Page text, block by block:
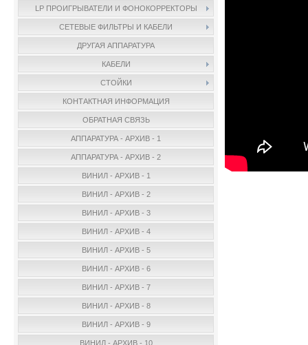
LP ПРОИГРЫВАТЕЛИ И ФОНОКОРРЕКТОРЫ
СЕТЕВЫЕ ФИЛЬТРЫ И КАБЕЛИ
ДРУГАЯ АППАРАТУРА
КАБЕЛИ
СТОЙКИ
КОНТАКТНАЯ ИНФОРМАЦИЯ
ОБРАТНАЯ СВЯЗЬ
АППАРАТУРА - АРХИВ - 1
АППАРАТУРА - АРХИВ - 2
ВИНИЛ - АРХИВ - 1
ВИНИЛ - АРХИВ - 2
ВИНИЛ - АРХИВ - 3
ВИНИЛ - АРХИВ - 4
ВИНИЛ - АРХИВ - 5
ВИНИЛ - АРХИВ - 6
ВИНИЛ - АРХИВ - 7
ВИНИЛ - АРХИВ - 8
ВИНИЛ - АРХИВ - 9
ВИНИЛ - АРХИВ - 10